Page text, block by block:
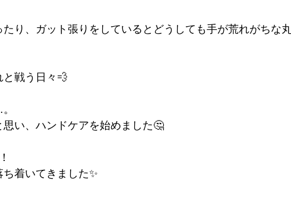
り、ガット張りをしているとどうしても手が荒れがちな
戦う日々💨
い、ハンドケアを始めました🤔
着いてきました✨